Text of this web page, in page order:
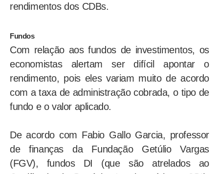
rendimentos dos CDBs.
Fundos
Com relação aos fundos de investimentos, os
economistas alertam ser difícil apontar o
rendimento, pois eles variam muito de acordo
com a taxa de administração cobrada, o tipo de
fundo e o valor aplicado.
De acordo com Fabio Gallo Garcia, professor
de finanças da Fundação Getúlio Vargas
(FGV), fundos DI (que são atrelados ao